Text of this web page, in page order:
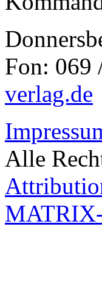
Fon: 069
verlag.de
Alle